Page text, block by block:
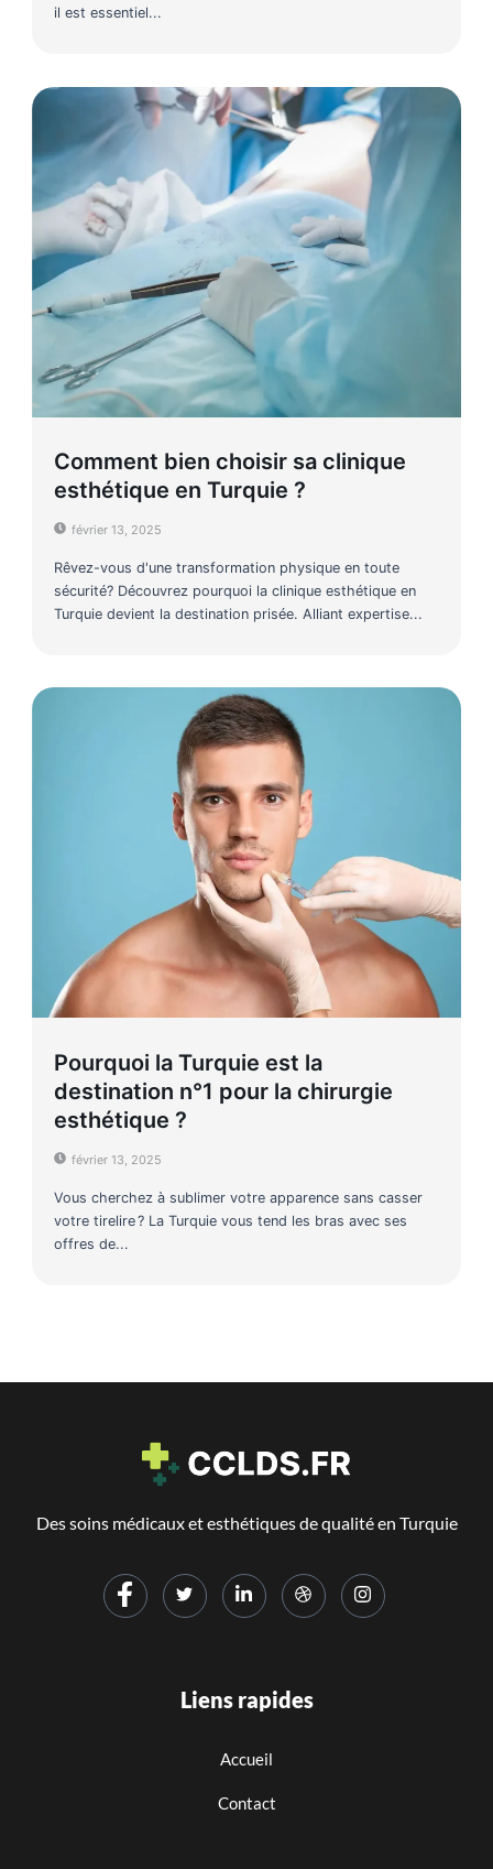
il est essentiel...
Comment bien choisir sa clinique
esthétique en Turquie ?
février 13, 2025
Rêvez-vous d'une transformation physique en toute
sécurité? Découvrez pourquoi la clinique esthétique en
Turquie devient la destination prisée. Alliant expertise...
Pourquoi la Turquie est la
destination n°1 pour la chirurgie
esthétique ?
février 13, 2025
Vous cherchez à sublimer votre apparence sans casser
votre tirelire ? La Turquie vous tend les bras avec ses
offres de...
Des soins médicaux et esthétiques de qualité en Turquie
Liens rapides
Accueil
Contact